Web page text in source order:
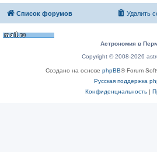
Список форумов Удалить
Астрономия в
Copyright © 2008-2026
Создано на основе phpBB® Forum
Русская поддержка
Конфиденциальность|